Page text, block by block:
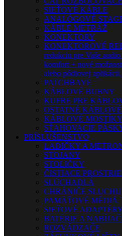
SIEŤOVÉ KÁBLE
ANALÓGOVÉ
KÁBLE METRÁŽ
KONEKTORY
KONEKTOROVÉ
redukciu pre Vaše
komfort + nové
alebo pódiovej aplikácii.
PATCHBAYE
KÁBLOVÉ BUBNY
KUFRE PRE
OSTATNÉ
KÁBLOVÉ MOSTÍKY
SŤAHOVACIE
PRÍSLUŠENSTVO
LADIČKY A
STOJANY
STOLIČKY
ČISTIACE
SLÚCHADLÁ
CHRÁNIČE SLUCHU
PAMÄŤOVÉ MÉDIÁ
SIEŤOVÉ
BATÉRIE A
ROZVÁDZAČE